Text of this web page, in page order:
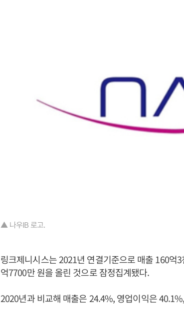
▲ 나우IB 로고.
링크제니시스는 2021년 연결기준으로 매출 160억
억7700만 원을 올린 것으로 잠정집계됐다.
2020년과 비교해 매출은 24.4%, 영업이익은